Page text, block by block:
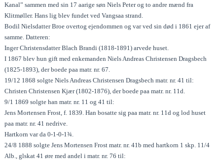
Kanal” sammen med sin 17 aarige søn Niels Peter og to andre mænd fra
Klitmøller. Hans lig blev fundet ved Vangsaa strand.
Bodil Nielsdatter Broe overtog ejendommen og var ved sin død i 1861 ejer af
samme. Datteren:
Inger Christensdatter Blach Brandi (1818-1891) arvede huset.
I 1867 blev hun gift med enkemanden Niels Andreas Christensen Dragsbech
(1825-1893), der boede paa matr. nr. 67.
19/12 1868 solgte Niels Andreas Christensen Dragsbech matr. nr. 41 til:
Christen Christensen Kjær (1802-1876), der boede paa matr. nr. 11d.
9/1 1869 solgte han matr. nr. 11 og 41 til:
Jens Mortensen Frost, f. 1839. Han bosatte sig paa matr. nr. 11d og lod huset
paa matr. nr. 41 nedrive.
Hartkorn var da 0-1-0-1¾.
24/8 1888 solgte Jens Mortensen Frost matr. nr. 41b med hartkorn 1 skp. 11/4
Alb., glskat 41 øre med andel i matr. nr. 76 til: